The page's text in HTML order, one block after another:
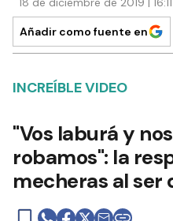
Añadir como fuente en
INCREÍBLE VIDEO
"Vos laburá y
robamos": la
mecheras al ser